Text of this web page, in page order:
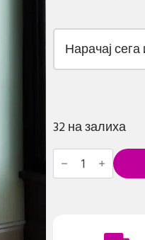
Нарачај
32 на залиха
Организатор
за
чевли
количина